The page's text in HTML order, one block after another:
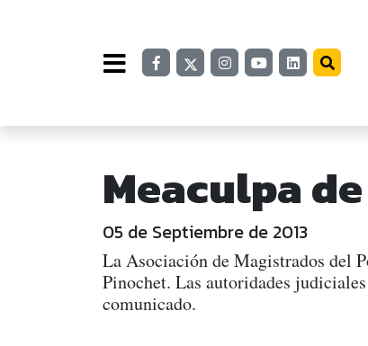
Meaculpa
05 de Septiembre de 2013
La Asociación de Magistrados del
Pinochet. Las autoridades
comunicado.